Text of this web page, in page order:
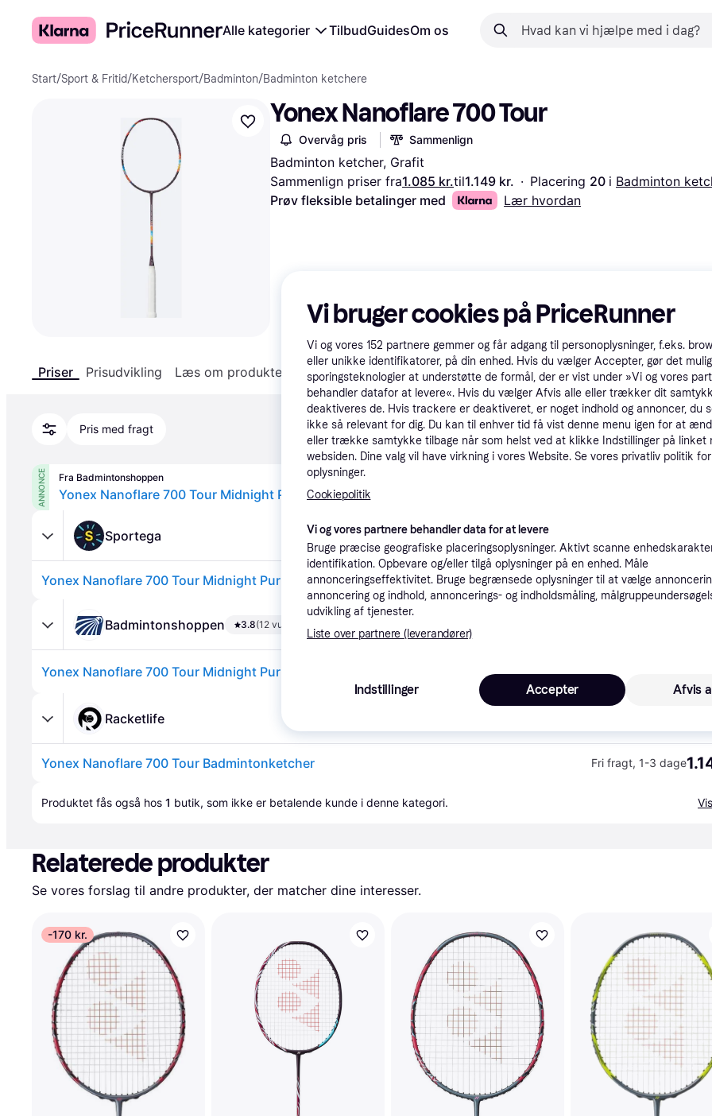
Alle kategorier TilbudGuidesOm os
Start/Sport & Fritid/Ketchersport/Badminton/Badminton ketchere
Yonex Nanoflare 700 Tour
Overvåg pris Sammenlign
Badminton ketcher, Grafit
Sammenlign priser fra1.085 kr.til1.149 kr. · Placering 20 i Badminton
Prøv fleksible betalinger med
Lær hvordan
Priser Prisudvikling Læs om produktet Specifikationer
Pris med fragt
ANNONCE Fra Badmintonshoppen
Yonex Nanoflare 700 Tour Midnight Purple
Sportega
Yonex Nanoflare 700 Tour Midnight Purple Badminton-ketsjer Laveste pris·59 kr. fragt ,6 dage
Badmintonshoppen 3.8(12 vurderinger)
Yonex Nanoflare 700 Tour Midnight Purple Fri fragt
Racketlife
Yonex Nanoflare 700 Tour Badmintonketcher Fri fragt, 1-3 dage
Produktet fås også hos 1 butik, som ikke er betalende kunde i denne kategori.
Relaterede produkter
Se vores forslag til andre produkter, der matcher dine interesser.
-170 kr.
Vi bruger cookies på PriceRunner
Vi og vores 152 partnere gemmer og får adgang til personoplysninger, f.eks.
eller unikke identifikatorer, på din enhed. Hvis du vælger Accepter, gør det
sporingsteknologier at understøtte de formål, der er vist under »Vi og vores
behandler datafor at levere«. Hvis du vælger Afvis alle eller trækker dit
deaktiveres de. Hvis trackere er deaktiveret, er noget indhold og annoncer, du
ikke så relevant for dig. Du kan til enhver tid få vist denne menu igen for at
eller trække samtykke tilbage når som helst ved at klikke Indstillinger på linket
websiden. Dine valg vil have virkning i vores Website. Se vores privatliv politik
oplysninger.
Cookiepolitik
Vi og vores partnere behandler data for at levere
Bruge præcise geografiske placeringsoplysninger. Aktivt scanne
identifikation. Opbevare og/eller tilgå oplysninger på en enhed. Måle
annonceringseffektivitet. Bruge begrænsede oplysninger til at vælge
annoncering og indhold, annoncerings- og indholdsmåling,
udvikling af tjenester.
Liste over partnere (leverandører)
Indstillinger Afvis
Accepter